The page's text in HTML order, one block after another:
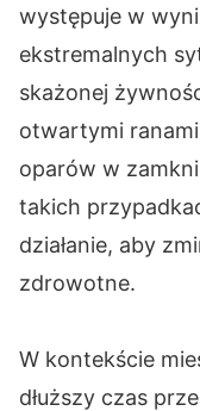
występuje w
ekstremalnych
skażonej
otwartymi
oparów w
takich
działanie, aby
zdrowotne.
W kontekście
dłuższy czas